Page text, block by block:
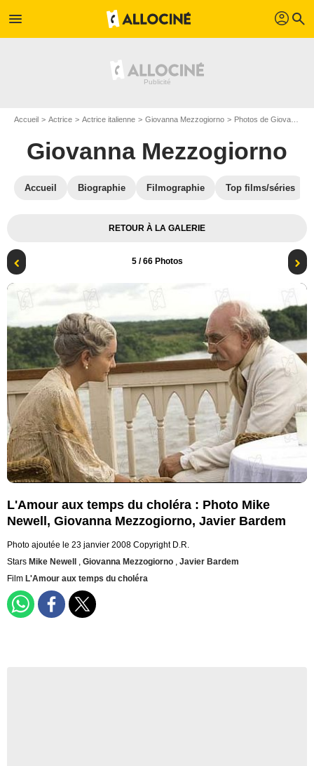
menu profil search
Accueil Actrice Actrice italienne Giovanna Mezzogiorno Photos de Giovanna Mezzogiorno
Giovanna Mezzogiorno
Accueil Biographie Filmographie Top films/séries
RETOUR À LA GALERIE
5/ 66 Photos
L'Amour aux temps du choléra : Photo Mike
Newell, Giovanna Mezzogiorno, Javier Bardem
Photo ajoutée le 23 janvier 2008 Copyright D.R.
Stars Mike Newell , Giovanna Mezzogiorno , Javier Bardem
Film L'Amour aux temps du choléra